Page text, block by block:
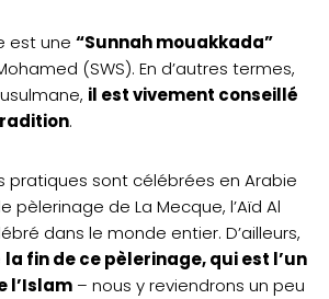
est une “Sunnah mouakkada”
(SWS). En d’autres termes,
il est vivement conseillé
.
pratiques sont célébrées en Arabie
pèlerinage de La Mecque, l’Aïd Al
dans le monde entier. D’ailleurs,
la fin de ce pèlerinage, qui est l’un
l’Islam – nous y reviendrons un peu